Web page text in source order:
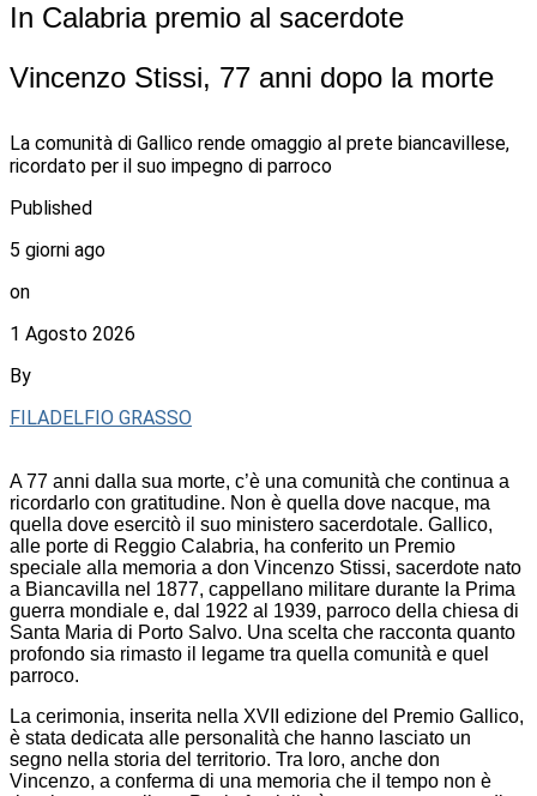
In Calabria premio al sacerdote
Vincenzo Stissi, 77 anni dopo la morte
La comunità di Gallico rende omaggio al prete biancavillese,
ricordato per il suo impegno di parroco
Published
5 giorni ago
on
1 Agosto 2026
By
FILADELFIO GRASSO
A 77 anni dalla sua morte, c’è una comunità che continua a
ricordarlo con gratitudine. Non è quella dove nacque, ma
quella dove esercitò il suo ministero sacerdotale. Gallico,
alle porte di Reggio Calabria, ha conferito un Premio
speciale alla memoria a don Vincenzo Stissi, sacerdote nato
a Biancavilla nel 1877, cappellano militare durante la Prima
guerra mondiale e, dal 1922 al 1939, parroco della chiesa di
Santa Maria di Porto Salvo. Una scelta che racconta quanto
profondo sia rimasto il legame tra quella comunità e quel
parroco.
La cerimonia, inserita nella XVII edizione del Premio Gallico,
è stata dedicata alle personalità che hanno lasciato un
segno nella storia del territorio. Tra loro, anche don
Vincenzo, a conferma di una memoria che il tempo non è